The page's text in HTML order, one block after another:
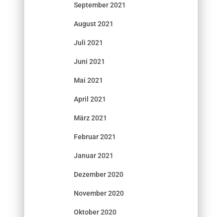
September 2021
August 2021
Juli 2021
Juni 2021
Mai 2021
April 2021
März 2021
Februar 2021
Januar 2021
Dezember 2020
November 2020
Oktober 2020